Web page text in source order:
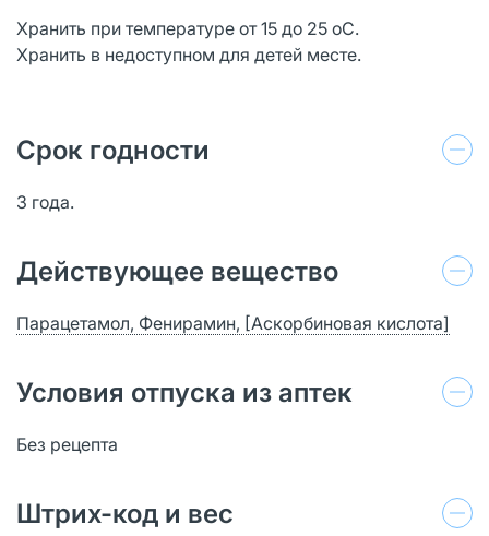
Хранить при температуре от 15 до 25 оС.
Хранить в недоступном для детей месте.
Срок годности
3 года.
Действующее вещество
Парацетамол, Фенирамин, [Аскорбиновая кислота]
Условия отпуска из аптек
Без рецепта
Штрих-код и вес